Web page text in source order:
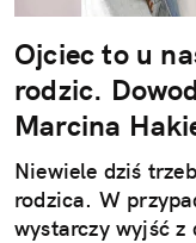
Ojciec to u
rodzic.
Marcina
Niewiele dziś
rodzica. W
wystarczy wyjść z